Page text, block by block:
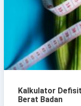
Kalkulator
Berat Badan